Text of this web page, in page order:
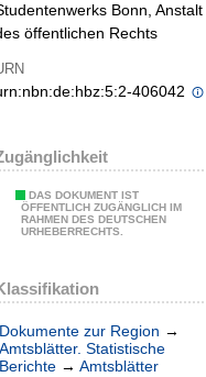
Bonn, Anstalt
öffentlichen Rechts
406042
DAS DOKUMENT IST
ÖFFENTLICH ZUGÄNGLICH IM
RAHMEN DES DEUTSCHEN
URHEBERRECHTS.
Dokumente zur Region →
Amtsblätter. Statistische
Berichte → Amtsblätter